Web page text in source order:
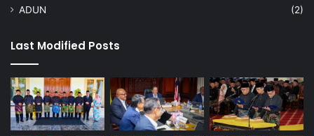
ADUN
(2)
Last Modified Posts